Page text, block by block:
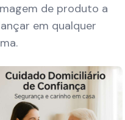
de produto a
em qualquer